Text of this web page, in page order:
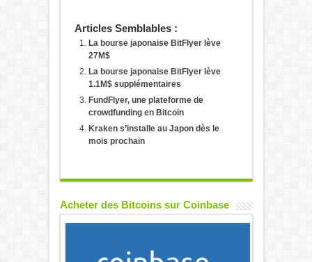
Articles Semblables :
La bourse japonaise BitFlyer lève
27M$
La bourse japonaise BitFlyer lève
1.1M$ supplémentaires
FundFlyer, une plateforme de
crowdfunding en Bitcoin
Kraken s’installe au Japon dès le
mois prochain
Acheter des Bitcoins sur Coinbase